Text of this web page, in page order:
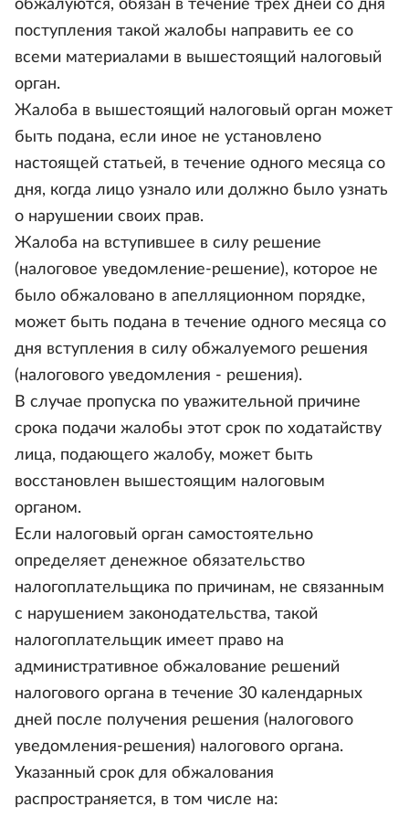
обжалуются, обязан в течение трех дней со дня
поступления такой жалобы направить ее со
всеми материалами в вышестоящий налоговый
орган.
Жалоба в вышестоящий налоговый орган может
быть подана, если иное не установлено
настоящей статьей, в течение одного месяца со
дня, когда лицо узнало или должно было узнать
о нарушении своих прав.
Жалоба на вступившее в силу решение
(налоговое уведомление-решение), которое не
было обжаловано в апелляционном порядке,
может быть подана в течение одного месяца со
дня вступления в силу обжалуемого решения
(налогового уведомления - решения).
В случае пропуска по уважительной причине
срока подачи жалобы этот срок по ходатайству
лица, подающего жалобу, может быть
восстановлен вышестоящим налоговым
органом.
Если налоговый орган самостоятельно
определяет денежное обязательство
налогоплательщика по причинам, не связанным
с нарушением законодательства, такой
налогоплательщик имеет право на
административное обжалование решений
налогового органа в течение 30 календарных
дней после получения решения (налогового
уведомления-решения) налогового органа.
Указанный срок для обжалования
распространяется, в том числе на: